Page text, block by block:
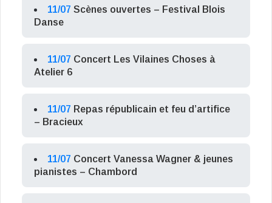
11/07 Scènes ouvertes – Festival Blois
Danse
11/07 Concert Les Vilaines Choses à
Atelier 6
11/07 Repas républicain et feu d’artifice
– Bracieux
11/07 Concert Vanessa Wagner & jeunes
pianistes – Chambord